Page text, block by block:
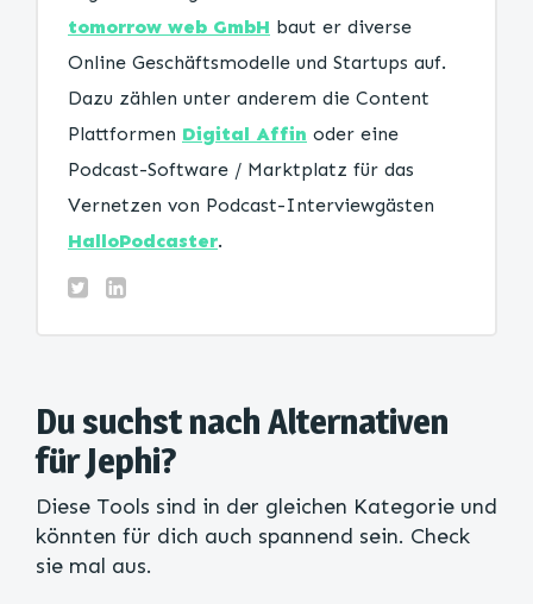
tomorrow web GmbH baut er diverse
Online Geschäftsmodelle und Startups auf.
Dazu zählen unter anderem die Content
Plattformen Digital Affin oder eine
Podcast-Software / Marktplatz für das
Vernetzen von Podcast-Interviewgästen
HalloPodcaster.
Du suchst nach Alternativen
für Jephi?
Diese Tools sind in der gleichen Kategorie und
könnten für dich auch spannend sein. Check
sie mal aus.